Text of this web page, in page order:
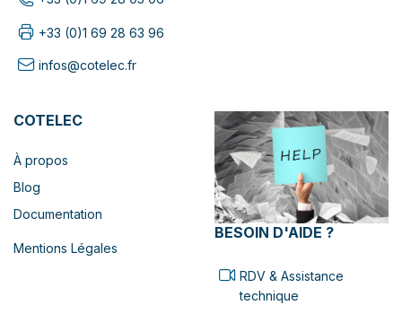
+33 (0)1 69 28 63 96
infos@cotelec.fr
COTELEC
À propos
Blog
Documentation
Mentions Légales
BESOIN D'AIDE ?
RDV & Assistance
technique